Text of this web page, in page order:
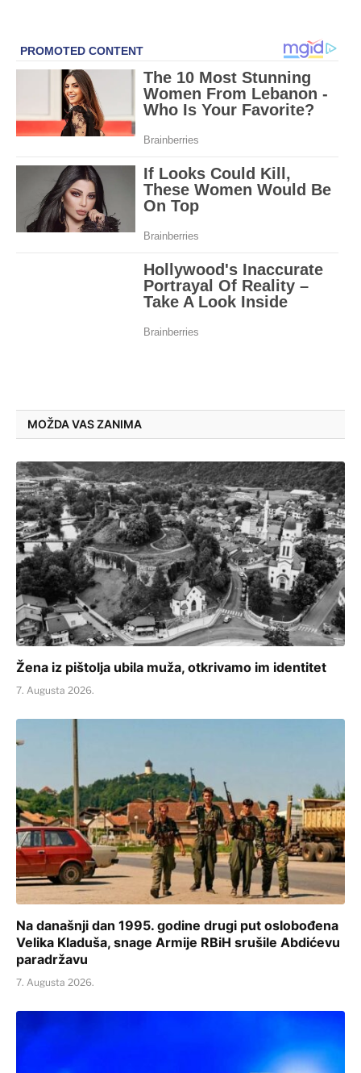
MOŽDA VAS ZANIMA
Žena iz pištolja ubila muža, otkrivamo im identitet
7. Augusta 2026.
Na današnji dan 1995. godine drugi put oslobođena
Velika Kladuša, snage Armije RBiH srušile Abdićevu
paradržavu
7. Augusta 2026.